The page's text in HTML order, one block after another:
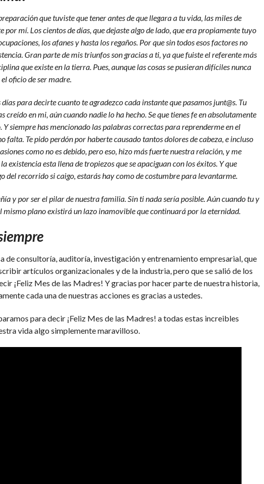
que tuviste que tener antes de que llegara a tu vida, las miles de
por mí. Los cientos de días, que dejaste algo de lado, que era propiamente tuyo
los afanes y hasta los regaños. Por que sin todos esos factores no
Gran parte de mis triunfos son gracias a ti, ya que fuiste el referente más
que existe en la tierra. Pues, aunque las cosas se pusieran difíciles nunca
oficio de ser madre.
para decirte cuanto te agradezco cada instante que pasamos junt@s. Tu
creído en mi, aún cuando nadie lo ha hecho. Se que tienes fe en absolutamente
Y siempre has mencionado las palabras correctas para reprenderme en el
falta. Te pido perdón por haberte causado tantos dolores de cabeza, e incluso
como no es debido, pero eso, hizo más fuerte nuestra relación, y me
existencia esta llena de tropiezos que se apaciguan con los éxitos. Y que
del recorrido si caigo, estarás hay como de costumbre para levantarme.
y por ser el pilar de nuestra familia. Sin ti nada sería posible. Aún cuando tu y
mismo plano existirá un lazo inamovible que continuará por la eternidad.
de consultoría, auditoría, investigación y entrenamiento empresarial, que
artículos organizacionales y de la industria, pero que se salió de los
¡Feliz Mes de las Madres! Y gracias por hacer parte de nuestra historia,
cada una de nuestras acciones es gracias a ustedes.
para decir ¡Feliz Mes de las Madres! a todas estas increibles
vida algo simplemente maravilloso.